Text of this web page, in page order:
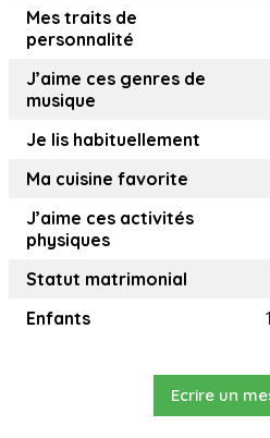
Mes traits de
personnalité
J’aime ces genres de
musique
Je lis habituellement
Ma cuisine favorite
J’aime ces activités
physiques
Statut matrimonial
Enfants
1
Ecrire un